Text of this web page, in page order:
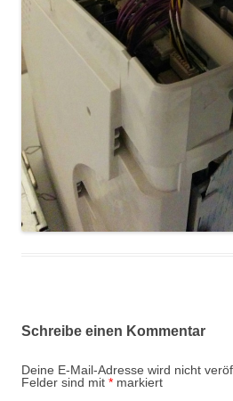
Schreibe einen Kommentar
Deine E-Mail-Adresse wird nicht
Felder sind mit * markiert